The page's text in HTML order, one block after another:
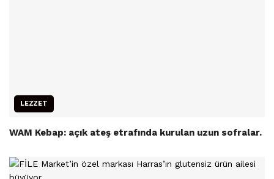
LEZZET
WAM Kebap: açık ateş etrafında kurulan uzun sofralar.